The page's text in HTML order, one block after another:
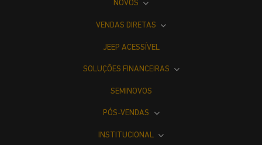
NOVOS
VENDAS DIRETAS
JEEP ACESSÍVEL
SOLUÇÕES FINANCEIRAS
SEMINOVOS
PÓS-VENDAS
INSTITUCIONAL